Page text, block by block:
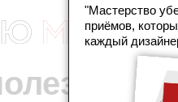
"Мастерство
приёмов,
каждый